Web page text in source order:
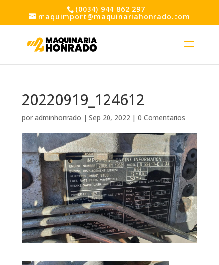
(0034) 944 862 297
maquimport@maquinariahonrado.com
20220919_124612
por adminhonrado | Sep 20, 2022| 0 Comentarios